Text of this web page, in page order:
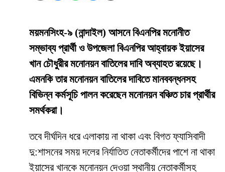
ময়মনসিংহ-৯ (নান্দাইল) আসনে বিএনপির মনোনীত
সম্ভাব্য প্রার্থী ও উপজেলা বিএনপির আহ্বায়ক ইয়াসের
খান চৌধুরীর মনোনয়ন বাতিলের দাবি অব্যাহত রয়েছে।
এমনকি তার মনোনয়ন বাতিলের দাবিতে মানববন্ধনসহ
বিভিন্ন কর্মসূচি পালন করেছেন মনোনয়ন বঞ্চিত চার প্রার্থীর
সমর্থকরা।
তবে দীর্ঘদিন ধরে এলাকায় না থাকা এবং বিগত ফ্যাসিবাদী
দু:শাসনের সময় দলের নির্যাতিত নেতাকর্মীদের পাশে না থাকা
ইয়াসের খানকে মনোনয়ন দেওয়া স্থানীয় নেতাকর্মীসহ